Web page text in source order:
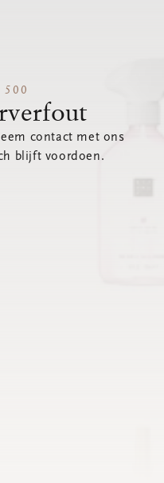
500
contact met ons
blijft voordoen.